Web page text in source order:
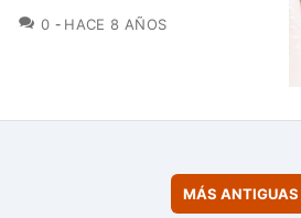
0 COMENTARIOS
HACE 8 AÑOS
MÁS ANTIGUAS